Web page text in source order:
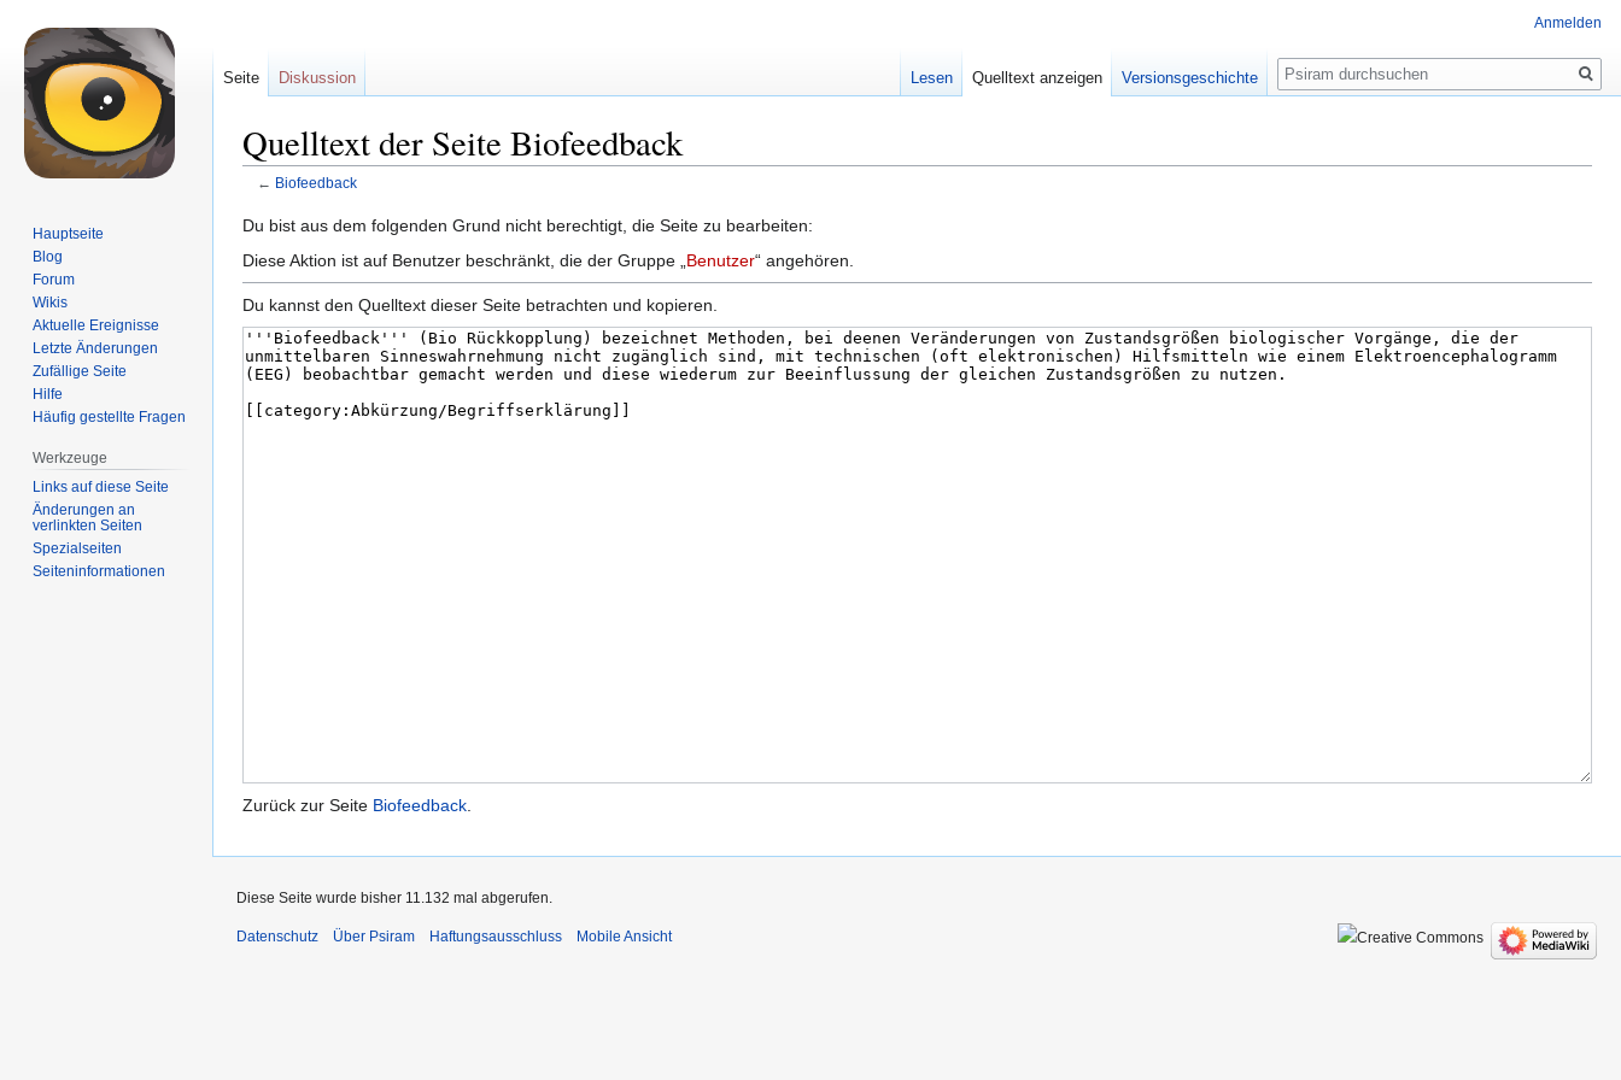
Quelltext der Seite Biofeedback
← Biofeedback
Zur
Navigation
Zur
Suche
Du bist aus dem folgenden Grund nicht berechtigt, die Seite zu bearbeiten:
Diese Aktion ist auf Benutzer beschränkt, die der Gruppe „ Benutzer“ angehören.
Du kannst den Quelltext dieser Seite betrachten und kopieren.
Zurück zur Seite Biofeedback.
Anmelden
Seite Diskussion Lesen Quelltext anzeigen Versionsgeschichte
Suche
Hauptseite
Blog
Forum
Wikis
Aktuelle Ereignisse
Letzte Änderungen
Zufällige Seite
Hilfe
Häufig gestellte Fragen
Werkzeuge
Links auf diese Seite
Änderungen an
verlinkten Seiten
Spezialseiten
Seiten­informationen
Diese Seite wurde bisher 11.132 mal abgerufen.
Datenschutz Über Psiram Haftungsausschluss Mobile Ansicht